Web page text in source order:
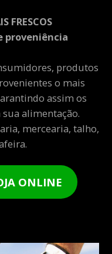
FRESCOS
proveniência
produtos
o mais
assim os
alimentação.
mercearia, talho,
ONLINE